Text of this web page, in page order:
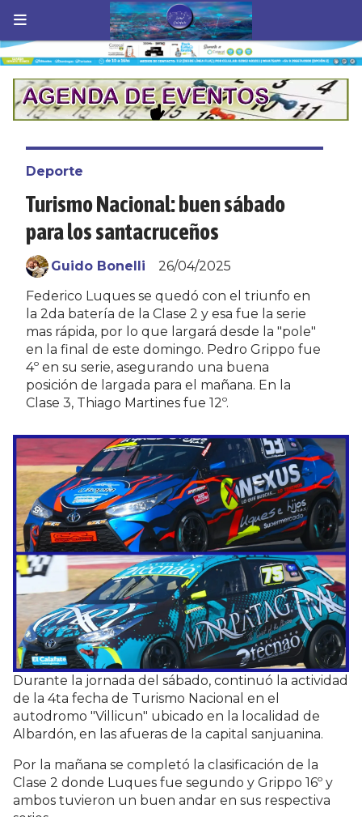
Turismo Nacional: buen sábado
para los santacruceños
Federico Luques se quedó con el triunfo en
la 2da batería de la Clase 2 y esa fue la serie
mas rápida, por lo que largará desde la "pole"
en la final de este domingo. Pedro Grippo fue
4º en su serie, asegurando una buena
posición de largada para el mañana. En la
Clase 3, Thiago Martines fue 12º.
Deporte
26/04/2025
Guido Bonelli
Durante la jornada del sábado, continuó la actividad
de la 4ta fecha de Turismo Nacional en el
autodromo "Villicun" ubicado en la localidad de
Albardón, en las afueras de la capital sanjuanina.
Por la mañana se completó la clasificación de la
Clase 2 donde Luques fue segundo y Grippo 16º y
ambos tuvieron un buen andar en sus respectiva